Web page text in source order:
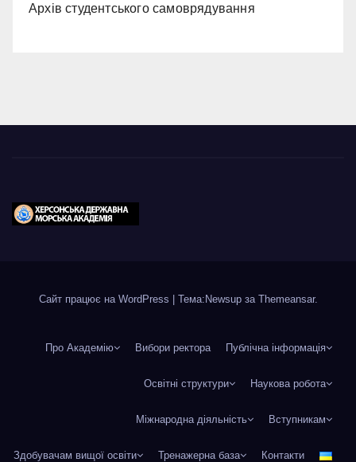
Архів студентського самоврядування
Сайт працює на WordPress Тема:Newsup за Themeansar.
Про Академію Вибори ректора Публічна інформація
Освітні структури Наукова робота
Міжнародна діяльність Вступникам
Здобувачам вищої освіти Тренажерна база Контакти